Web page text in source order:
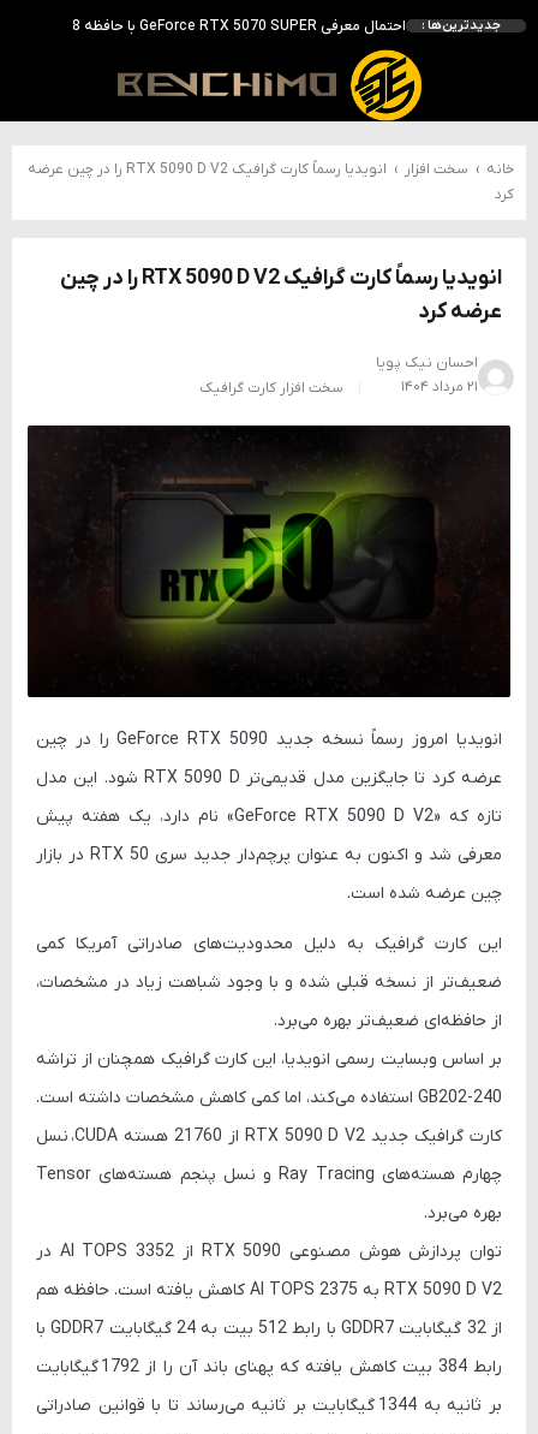
جدیدترین‌ها :
انویدیا DLSS 5 را با سه مدل هوش مصنوعی معرفی کرد؛ انتقادهای اولیه نتیجه داد
انویدیا پردازنده 88 هسته‌ای Vera را معرفی کرد؛ CPU اختصاصی برای نسل بعدی هوش مصنوعی
بالاخره سنسور Hotspot کارت‌های RTX 50 ظاهر شد؛ HWMonitor 1.65 تنها نماینده نمایش نیست
بررسی کیس GAMDIAS NESO P1 Pro؛ فول‌تاوری مهندسی‌شده برای سیستم‌های رده‌بالا
خانه › سخت افزار ›
انویدیا رسماً کارت گرافیک RTX 5090 D V2 را در چین عرضه
کرد
انویدیا رسماً کارت گرافیک RTX 5090 D V2 را در چین
عرضه کرد
احسان نیک پویا
۲۱ مرداد ۱۴۰۴
سخت افزار کارت گرافیک
انویدیا امروز رسماً نسخه جدید GeForce RTX 5090را در چین
عرضه کرد تا جایگزین مدل قدیمی‌تر RTX 5090 Dشود. این مدل
تازه که «GeForce RTX 5090 D V2» نام دارد، یک هفته پیش
معرفی
شد و اکنون به عنوان پرچم‌دار جدید سری RTX 50 در بازار
چین عرضه شده است.
این کارت گرافیک به دلیل محدودیت‌های صادراتی آمریکا کمی
ضعیف‌تر از نسخه قبلی شده و با وجود شباهت زیاد در مشخصات،
از حافظه‌ای ضعیف‌تر بهره می‌برد.
بر اساس وبسایت رسمی انویدیا، این کارت گرافیک همچنان از تراشه
GB202-240 استفاده می‌کند، اما کمی کاهش مشخصات داشته است.
کارت گرافیک جدید RTX 5090 D V2 از 21760 هسته CUDA، نسل
چهارم هسته‌های Ray Tracingو نسل پنجم هسته‌های Tensor
بهره می‌برد.
توان پردازش هوش مصنوعی RTX 5090 از 3352 AI TOPS
در
RTX 5090 D V2 به 2375 AI TOPS
کاهش یافته است. حافظه هم
از32 گیگابایت GDDR7 با رابط 512 بیت به
24 گیگابایت GDDR7 با
رابط 384 بیت
کاهش یافته که پهنای باند آن را از
1792 گیگابایت
بر ثانیه به 1344 گیگابایت بر ثانیه
می‌رساند تا با قوانین صادراتی